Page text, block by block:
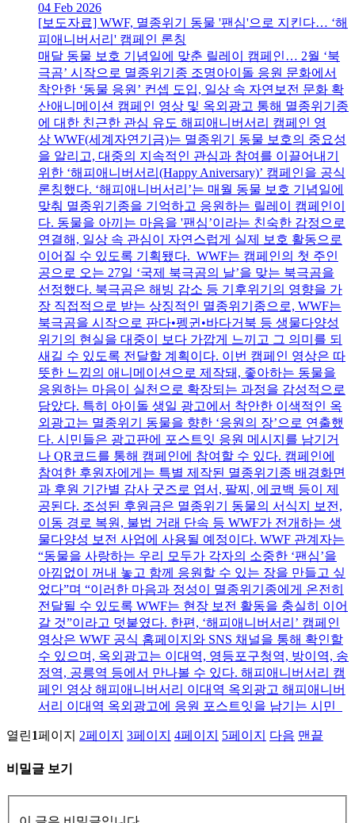
04 Feb 2026
[보도자료] WWF, 멸종위기 동물 '팬심'으로 지킨다… ‘해
피애니버서리' 캠페인 론칭
매달 동물 보호 기념일에 맞춘 릴레이 캠페인… 2월 ‘북
극곰’ 시작으로 멸종위기종 조명아이돌 응원 문화에서
착안한 ‘동물 응원’ 컨셉 도입, 일상 속 자연보전 문화 확
산애니메이션 캠페인 영상 및 옥외광고 통해 멸종위기종
에 대한 친근한 관심 유도 해피애니버서리 캠페인 영
상 WWF(세계자연기금)는 멸종위기 동물 보호의 중요성
을 알리고, 대중의 지속적인 관심과 참여를 이끌어내기
위한 ‘해피애니버서리(Happy Aniversary)’ 캠페인을 공식
론칭했다. ‘해피애니버서리’는 매월 동물 보호 기념일에
맞춰 멸종위기종을 기억하고 응원하는 릴레이 캠페인이
다. 동물을 아끼는 마음을 '팬심’이라는 친숙한 감정으로
연결해, 일상 속 관심이 자연스럽게 실제 보호 활동으로
이어질 수 있도록 기획됐다. WWF는 캠페인의 첫 주인
공으로 오는 27일 ‘국제 북극곰의 날’을 맞는 북극곰을
선정했다. 북극곰은 해빙 감소 등 기후위기의 영향을 가
장 직접적으로 받는 상징적인 멸종위기종으로, WWF는
북극곰을 시작으로 판다•펭귄•바다거북 등 생물다양성
위기의 현실을 대중이 보다 가깝게 느끼고 그 의미를 되
새길 수 있도록 전달할 계획이다. 이번 캠페인 영상은 따
뜻한 느낌의 애니메이션으로 제작돼, 좋아하는 동물을
응원하는 마음이 실천으로 확장되는 과정을 감성적으로
담았다. 특히 아이돌 생일 광고에서 착안한 이색적인 옥
외광고는 멸종위기 동물을 향한 ‘응원의 장’으로 연출했
다. 시민들은 광고판에 포스트잇 응원 메시지를 남기거
나 QR코드를 통해 캠페인에 참여할 수 있다. 캠페인에
참여한 후원자에게는 특별 제작된 멸종위기종 배경화면
과 후원 기간별 감사 굿즈로 엽서, 팔찌, 에코백 등이 제
공된다. 조성된 후원금은 멸종위기 동물의 서식지 보전,
이동 경로 복원, 불법 거래 단속 등 WWF가 전개하는 생
물다양성 보전 사업에 사용될 예정이다. WWF 관계자는
“동물을 사랑하는 우리 모두가 각자의 소중한 ‘팬심’을
아낌없이 꺼내 놓고 함께 응원할 수 있는 장을 만들고 싶
었다”며 “이러한 마음과 정성이 멸종위기종에게 온전히
전달될 수 있도록 WWF는 현장 보전 활동을 충실히 이어
갈 것”이라고 덧붙였다. 한편, ‘해피애니버서리’ 캠페인
영상은 WWF 공식 홈페이지와 SNS 채널을 통해 확인할
수 있으며, 옥외광고는 이대역, 영등포구청역, 방이역, 송
정역, 공릉역 등에서 만나볼 수 있다. 해피애니버서리 캠
페인 영상 해피애니버서리 이대역 옥외광고 해피애니버
서리 이대역 옥외광고에 응원 포스트잇을 남기는 시민
열린1페이지 2페이지 3페이지 4페이지 5페이지 다음 맨끝
비밀글 보기